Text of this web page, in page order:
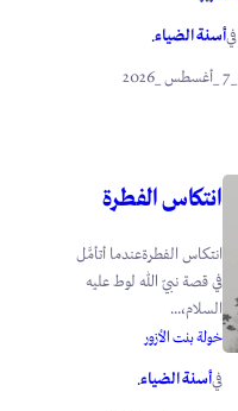
فيأسنة الضياء.
انتكاس الفطرة
انتكاس الفطرةعندما أتأمَّل
في قصة نبيّ الله لوط عليه
السلام،...
خولة بنت الأزور
فيأسنة الضياء.